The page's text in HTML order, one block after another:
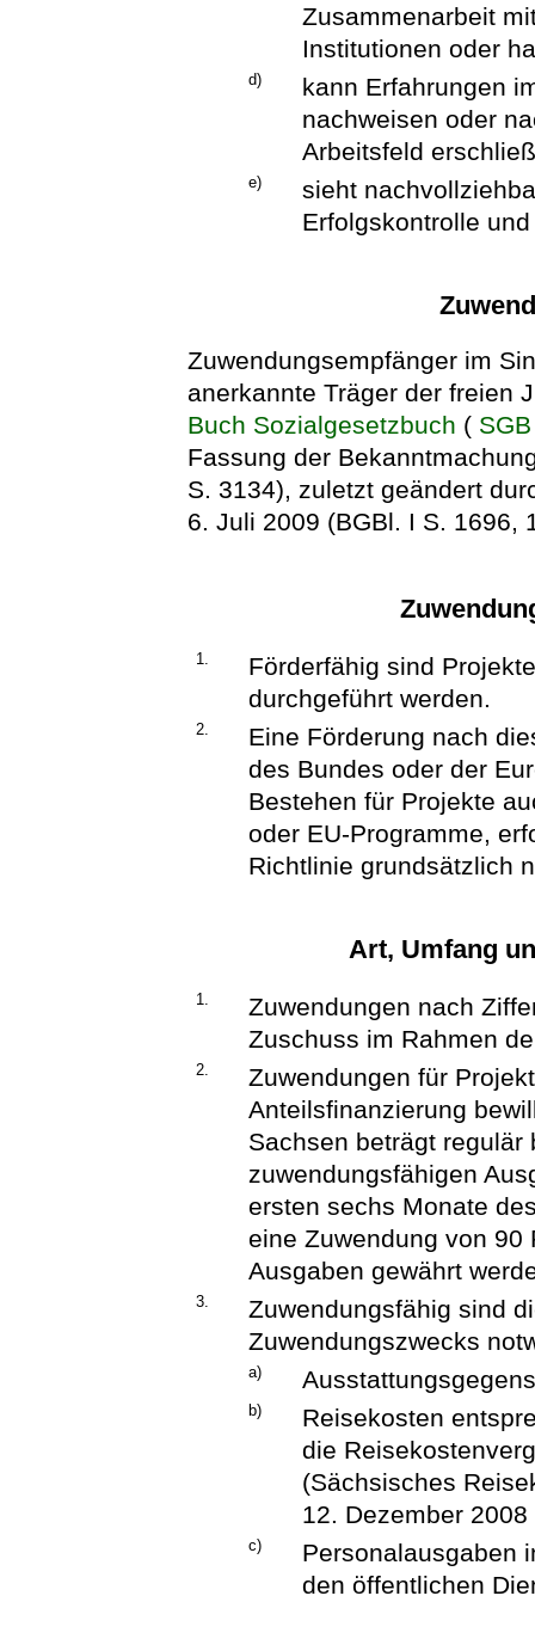
Zusammenarbeit
Institutionen oder
d)
kann Erfahrungen
nachweisen oder
Arbeitsfeld
e)
sieht
Erfolgskontrolle
Zuwendungsempfänger im
anerkannte Träger der freien
Buch Sozialgesetzbuch (
Fassung der
S. 3134), zuletzt geändert
6. Juli 2009 (BGBl. I S. 1696,
1.
Förderfähig sind
durchgeführt werden.
2.
Eine Förderung nach
des Bundes oder der
Bestehen für Projekte
oder EU-Programme,
Richtlinie grundsätzlich
Art, Umfang
1.
Zuwendungen nach
Zuschuss im Rahmen
2.
Zuwendungen für
Anteilsfinanzierung
Sachsen beträgt
zuwendungsfähigen
ersten sechs Monate
eine Zuwendung von 90
Ausgaben gewährt
3.
Zuwendungsfähig sind
Zuwendungszwecks
a)
b)
Reisekosten
die
(Sächsisches
12. Dezember
c)
Personalausgaben
den öffentlichen